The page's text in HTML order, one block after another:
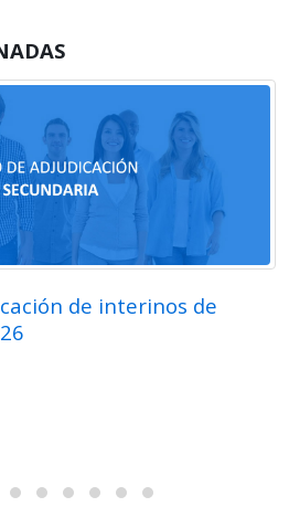
de interinos de